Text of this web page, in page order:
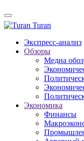
Turan
Экспресс-анализ
Обзоры
Медиа
Экономика
Финансы